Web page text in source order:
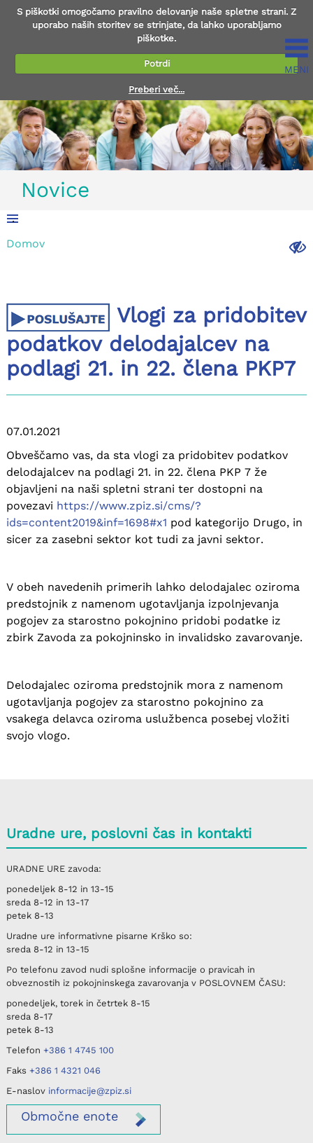
S piškotki omogočamo pravilno delovanje naše spletne strani. Z
uporabo naših storitev se strinjate, da lahko uporabljamo
piškotke.
Potrdi
Preberi več...
MENI
Novice
.
.
Domov
Vlogi za pridobitev
podatkov delodajalcev na
podlagi 21. in 22. člena PKP7
07.01.2021
Obveščamo vas, da sta vlogi za pridobitev podatkov
delodajalcev na podlagi 21. in 22. člena PKP 7 že
objavljeni na naši spletni strani ter dostopni na
povezavi https://www.zpiz.si/cms/?
ids=content2019&inf=1698#x1 pod kategorijo Drugo, in
sicer za zasebni sektor kot tudi za javni sektor.
V obeh navedenih primerih lahko delodajalec oziroma
predstojnik z namenom ugotavljanja izpolnjevanja
pogojev za starostno pokojnino pridobi podatke iz
zbirk Zavoda za pokojninsko in invalidsko zavarovanje.
Delodajalec oziroma predstojnik mora z namenom
ugotavljanja pogojev za starostno pokojnino za
vsakega delavca oziroma uslužbenca posebej vložiti
svojo vlogo.
Uradne ure, poslovni čas in kontakti
URADNE UREzavoda:
ponedeljek8-12 in 13-15
sreda 8-12 in 13-17
petek8-13
Uradne ure informativne pisarne Krško so:
sreda 8-12 in 13-15
Po telefonu zavod nudi splošne informacije o pravicah in
obveznostih iz pokojninskega zavarovanja v POSLOVNEM ČASU:
ponedeljek, torek in četrtek8-15
sreda 8-17
petek8-13
Telefon +386 1 4745 100
Faks +386 1 4321 046
E-naslov informacije@zpiz.si
Območneenote